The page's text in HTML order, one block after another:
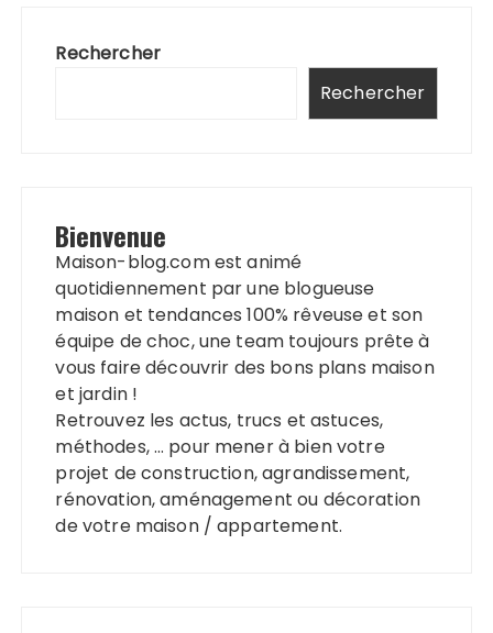
Rechercher
Rechercher
Bienvenue
Maison-blog.com est animé
quotidiennement par une blogueuse
maison et tendances 100% rêveuse et son
équipe de choc, une team toujours prête à
vous faire découvrir des bons plans maison
et jardin !
Retrouvez les actus, trucs et astuces,
méthodes, … pour mener à bien votre
projet de construction, agrandissement,
rénovation, aménagement ou décoration
de votre maison / appartement.